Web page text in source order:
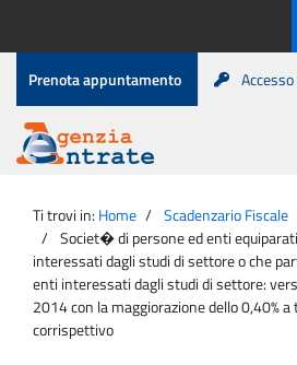
contenuto
Menu
di
servizio
Prenota appuntamento
Agenzia
Entrate
principale
Ti trovi in: Home Scadenzario Fiscale
Societ� di persone ed enti
interessati dagli studi di settore o che
enti interessati dagli studi di settore:
2014 con la maggiorazione dello 0,40%
corrispettivo